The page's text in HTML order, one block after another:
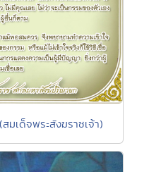
เด็จพระสังฆราชเจ้า)